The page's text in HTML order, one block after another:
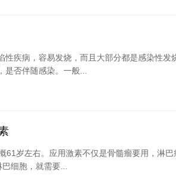
疾病，容易发烧，而且大部分都是感染性发
否伴随感染。一般...
61岁左右。应用激素不仅是骨髓瘤要用，淋巴
细胞，就需要...